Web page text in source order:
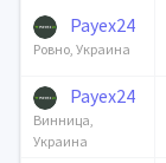
Payex24
Ровно, Украина
Payex24
Винница,
Украина